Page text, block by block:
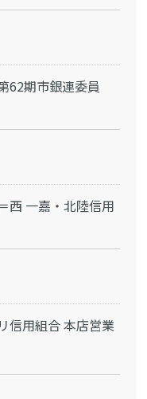
62期市銀連委員
西 一嘉・北陸信用
信用組合 本店営業